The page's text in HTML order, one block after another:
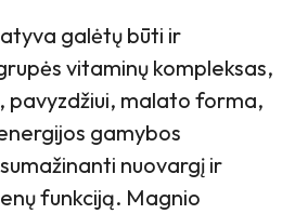
galėtų būti ir
vitaminų kompleksas,
pavyzdžiui, malato forma,
gamybos
nuovargį ir
funkciją. Magnio